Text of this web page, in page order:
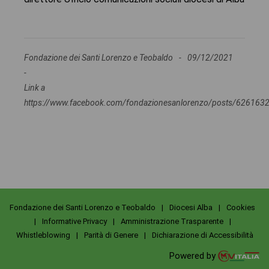
Fondazione dei Santi Lorenzo e Teobaldo -
09/12/2021
-
Link a
https://www.facebook.com/fondazionesanlorenzo/posts/
Fondazione dei Santi Lorenzo e Teobaldo | Diocesi Alba |
Cookies
|
Informative Privacy | Amministrazione Trasparente
|
Whistleblowing
| Parità di Genere | Dichiarazione di Accessibilità
Powered by